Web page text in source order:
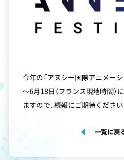
今年の「アヌシー国際アニメー
～6月18日（フランス現地時間）
ますので、続報にご期待ください
一覧に戻